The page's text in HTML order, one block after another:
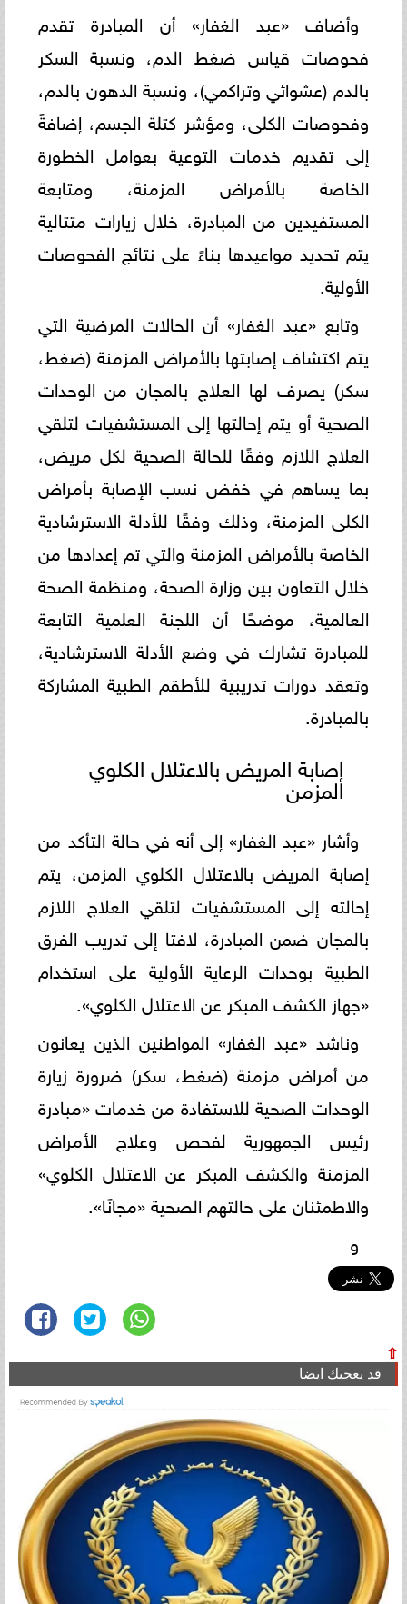
وأضاف «عبد الغفار» أن المبادرة تقدم
فحوصات قياس ضغط الدم، ونسبة السكر
بالدم (عشوائي وتراكمي)، ونسبة الدهون بالدم،
وفحوصات الكلى، ومؤشر كتلة الجسم، إضافةً
إلى تقديم خدمات التوعية بعوامل الخطورة
الخاصة بالأمراض المزمنة، ومتابعة
المستفيدين من المبادرة، خلال زيارات متتالية
يتم تحديد مواعيدها بناءً على نتائج الفحوصات
الأولية.
وتابع «عبد الغفار» أن الحالات المرضية التي
يتم اكتشاف إصابتها بالأمراض المزمنة (ضغط،
سكر) يصرف لها العلاج بالمجان من الوحدات
الصحية أو يتم إحالتها إلى المستشفيات لتلقي
العلاج اللازم وفقًا للحالة الصحية لكل مريض،
بما يساهم في خفض نسب الإصابة بأمراض
الكلى المزمنة، وذلك وفقًا للأدلة الاسترشادية
الخاصة بالأمراض المزمنة والتي تم إعدادها من
خلال التعاون بين وزارة الصحة، ومنظمة الصحة
العالمية، موضحًا أن اللجنة العلمية التابعة
للمبادرة تشارك في وضع الأدلة الاسترشادية،
وتعقد دورات تدريبية للأطقم الطبية المشاركة
بالمبادرة.
إصابة المريض بالاعتلال الكلوي
المزمن
وأشار «عبد الغفار» إلى أنه في حالة التأكد من
إصابة المريض بالاعتلال الكلوي المزمن، يتم
إحالته إلى المستشفيات لتلقي العلاج اللازم
بالمجان ضمن المبادرة، لافتا إلى تدريب الفرق
الطبية بوحدات الرعاية الأولية على استخدام
«جهاز الكشف المبكر عن الاعتلال الكلوي».
وناشد «عبد الغفار» المواطنين الذين يعانون
من أمراض مزمنة (ضغط، سكر) ضرورة زيارة
الوحدات الصحية للاستفادة من خدمات «مبادرة
رئيس الجمهورية لفحص وعلاج الأمراض
المزمنة والكشف المبكر عن الاعتلال الكلوي»
والاطمئنان على حالتهم الصحية «مجانًا».
و
⇧
قد يعجبك ايضا